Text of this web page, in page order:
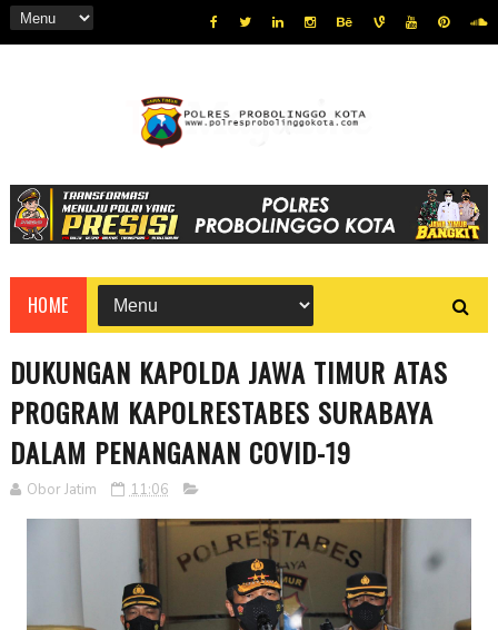
HOME
DUKUNGAN KAPOLDA JAWA TIMUR ATAS
PROGRAM KAPOLRESTABES SURABAYA
DALAM PENANGANAN COVID-19
Obor Jatim 11:06